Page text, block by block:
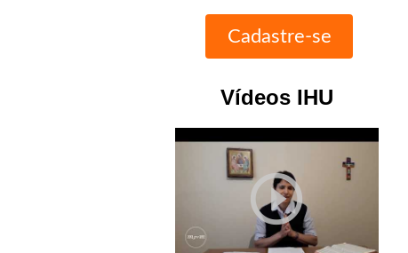
Vídeos IHU
play_circle_outline